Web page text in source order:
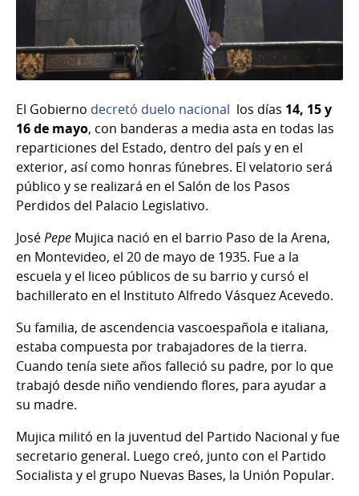
El Gobierno decretó duelo nacional los días 14, 15 y
16 de mayo, con banderas a media asta en todas las
reparticiones del Estado, dentro del país y en el
exterior, así como honras fúnebres. El velatorio será
público y se realizará en el Salón de los Pasos
Perdidos del Palacio Legislativo.
JoséPepe Mujica nació en el barrio Paso de la Arena,
en Montevideo, el 20 de mayo de 1935. Fue a la
escuela y el liceo públicos de su barrio y cursó el
bachillerato en el Instituto Alfredo Vásquez Acevedo.
Su familia, de ascendencia vascoespañola e italiana,
estaba compuesta por trabajadores de la tierra.
Cuando tenía siete años falleció su padre, por lo que
trabajó desde niño vendiendo flores, para ayudar a
su madre.
Mujica militó en la juventud del Partido Nacional y fue
secretario general. Luego creó, junto con el Partido
Socialista y el grupo Nuevas Bases, la Unión Popular.